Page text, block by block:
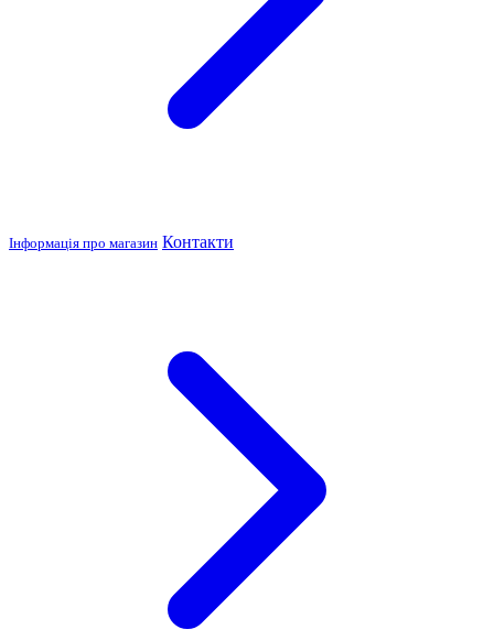
Інформація про магазин Контакти